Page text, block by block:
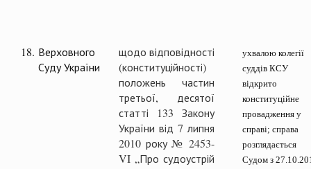
18. Верховного
Суду України
щодо відповідності
(конституційності)
положень частин
третьої, десятої
статті 133 Закону
України від 7 липня
2010 року № 2453-
VI „Про судоустрій
ухвалою колегії
суддів КСУ
відкрито
конституційне
провадження у
справі; справа
розглядається
Судом з